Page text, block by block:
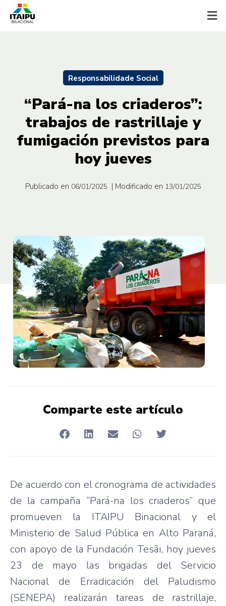
Responsabilidade Social
“Pará-na los criaderos”:
trabajos de rastrillaje y
fumigación previstos para
hoy jueves
Publicado en 06/01/2025 | Modificado en 13/01/2025
Comparte este artículo
De acuerdo con el cronograma de actividades
de la campaña “Pará-na los criaderos” que
promueven la ITAIPU Binacional y el
Ministerio de Salud Pública en Alto Paraná,
con apoyo de la Fundación Tesãi, hoy jueves
23 de mayo las brigadas del Servicio
Nacional de Erradicación del Paludismo
(SENEPA) realizarán tareas de rastrillaje,